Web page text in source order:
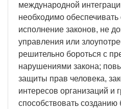
международной
необходимо
исполнение законов, не
управления или
решительно бороться с
нарушениями закона;
защиты прав человека,
интересов организаций и
способствовать созданию